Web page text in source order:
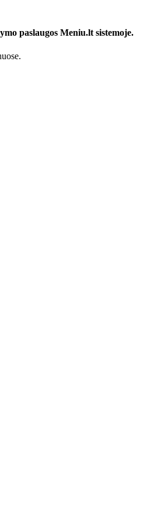
paslaugos Meniu.lt sistemoje.